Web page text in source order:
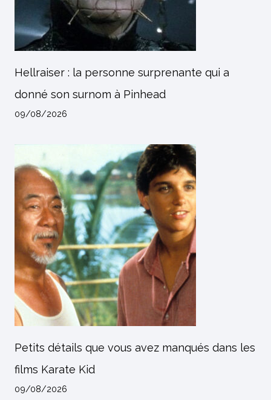
Hellraiser : la personne surprenante qui a
donné son surnom à Pinhead
09/08/2026
Petits détails que vous avez manqués dans les
films Karate Kid
09/08/2026